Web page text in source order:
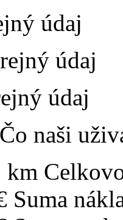
údaj
údaj
údaj
Čo naši
km
Suma